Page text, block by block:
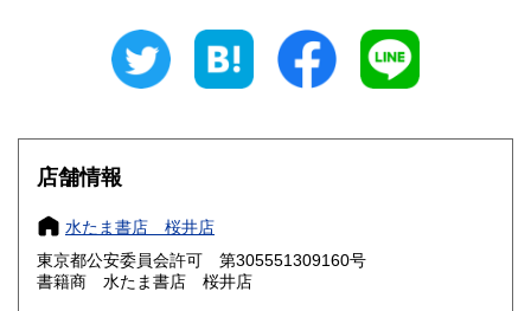
静岡県
600円 三重県
滋賀県 600円 京都府 600円
大阪府
奈良県
鳥取県 600円
店舗情報
水たま書店 桜井店
東京都公安委員会許可 第305551309160号
書籍商 水たま書店 桜井店